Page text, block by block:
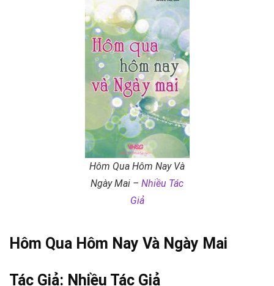
Hôm Qua Hôm Nay Và
Ngày Mai – Nhiều Tác
Giả
Hôm Qua Hôm Nay Và Ngày Mai
Tác Giả: Nhiều Tác Giả